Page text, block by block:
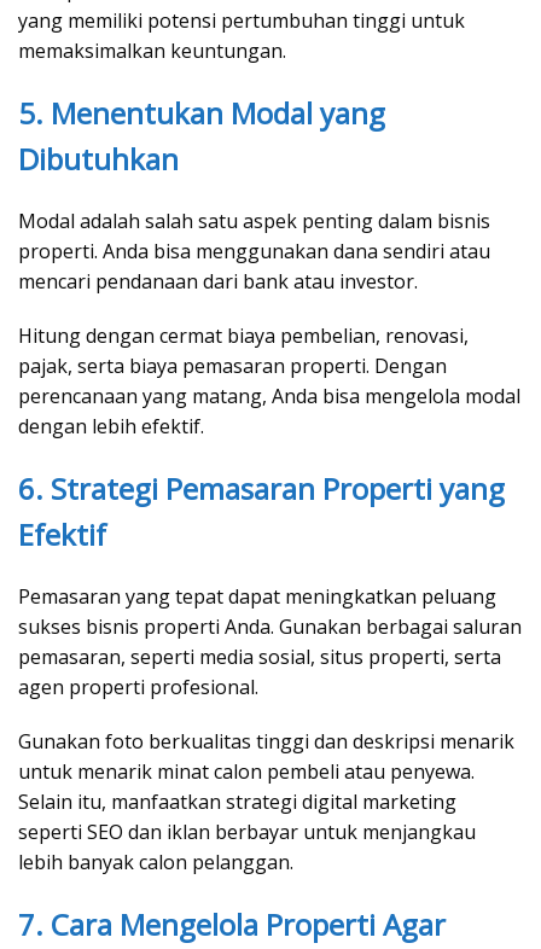
yang memiliki potensi pertumbuhan tinggi untuk
memaksimalkan keuntungan.
5. Menentukan Modal yang
Dibutuhkan
Modal adalah salah satu aspek penting dalam bisnis
properti. Anda bisa menggunakan dana sendiri atau
mencari pendanaan dari bank atau investor.
Hitung dengan cermat biaya pembelian, renovasi,
pajak, serta biaya pemasaran properti. Dengan
perencanaan yang matang, Anda bisa mengelola modal
dengan lebih efektif.
6. Strategi Pemasaran Properti yang
Efektif
Pemasaran yang tepat dapat meningkatkan peluang
sukses bisnis properti Anda. Gunakan berbagai saluran
pemasaran, seperti media sosial, situs properti, serta
agen properti profesional.
Gunakan foto berkualitas tinggi dan deskripsi menarik
untuk menarik minat calon pembeli atau penyewa.
Selain itu, manfaatkan strategi digital marketing
seperti SEO dan iklan berbayar untuk menjangkau
lebih banyak calon pelanggan.
7. Cara Mengelola Properti Agar